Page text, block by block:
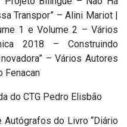
Transpor” – Alini Mariot |
1 e Volume 2 – Vários
2018 – Construindo
– Vários Autores
Fenacan
do CTG Pedro Elisbão
do Livro “Diário